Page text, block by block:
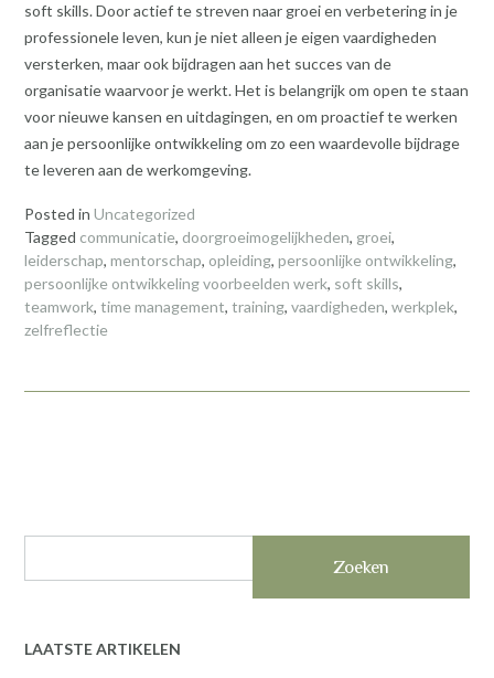
soft skills. Door actief te streven naar groei en verbetering in je
professionele leven, kun je niet alleen je eigen vaardigheden
versterken, maar ook bijdragen aan het succes van de
organisatie waarvoor je werkt. Het is belangrijk om open te staan
voor nieuwe kansen en uitdagingen, en om proactief te werken
aan je persoonlijke ontwikkeling om zo een waardevolle bijdrage
te leveren aan de werkomgeving.
Posted in Uncategorized
Tagged communicatie, doorgroeimogelijkheden, groei,
leiderschap, mentorschap, opleiding, persoonlijke ontwikkeling,
persoonlijke ontwikkeling voorbeelden werk, soft skills,
teamwork, time management, training, vaardigheden, werkplek,
zelfreflectie
Zoeken
LAATSTE ARTIKELEN